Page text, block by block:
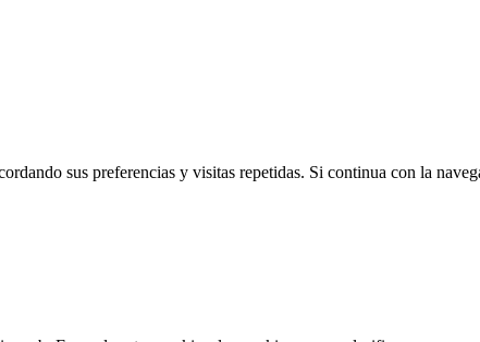
sus preferencias y visitas repetidas. Si continua con la